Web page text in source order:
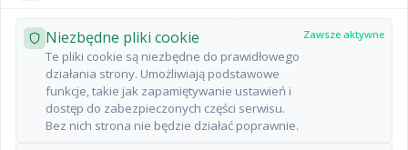
BKCG
US 7 sie, 14:15 8,69% 32,93
ETF
Congress
Large Cap
Growth ETF
0,65% Stany Zjednoczone
Niezbędne pliki cookie
Te pliki cookie są niezbędne do prawidłowego
działania strony. Umożliwiają podstawowe
funkcje, takie jak zapamiętywanie ustawień i
dostęp do zabezpieczonych części serwisu.
Bez nich strona nie będzie działać poprawnie.
Zawsze aktywne